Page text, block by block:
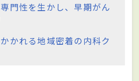
門性を生かし、早期がん
かれる地域密着の内科ク